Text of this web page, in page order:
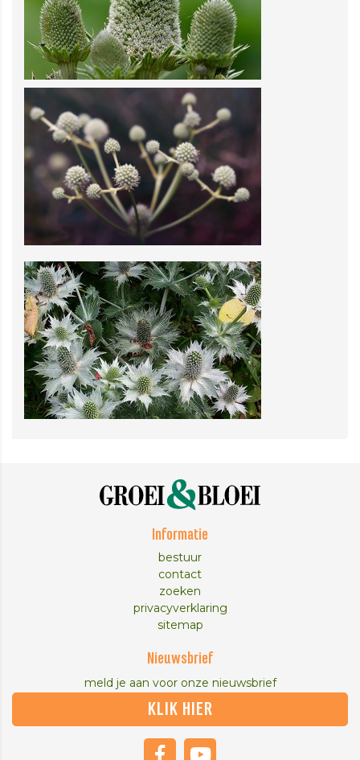
Informatie
bestuur
contact
zoeken
privacyverklaring
sitemap
Nieuwsbrief
meld je aan voor onze nieuwsbrief
KLIK HIER